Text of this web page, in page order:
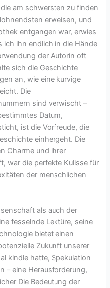
am schwersten zu finden
erweisen, und
entgangen war, erwies
ich ihn endlich in die Hände
der Autorin oft
sich die Geschichte
an, wie eine kurvige
Die
sind verwischt –
Datum,
ist die Vorfreude, die
einhergeht. Die
Charme und ihrer
war die perfekte Kulisse für
der menschlichen
als auch der
fesselnde Lektüre, seine
bietet einen
Zukunft unserer
kindle hatte, Spekulation
– eine Herausforderung,
Die Bedeutung der